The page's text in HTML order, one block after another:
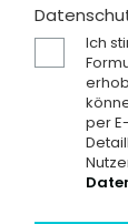
Ich
per